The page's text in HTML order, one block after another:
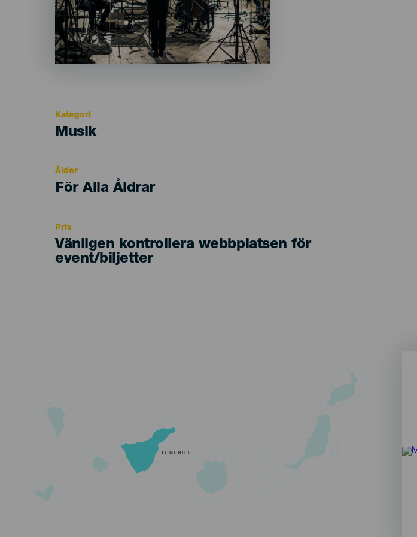
Kategori
Categoría
Musik
Ålder
Edad
För Alla Åldrar
Pris
Vänligen kontrollera webbplatsen för
event/biljetter
TENERIFE